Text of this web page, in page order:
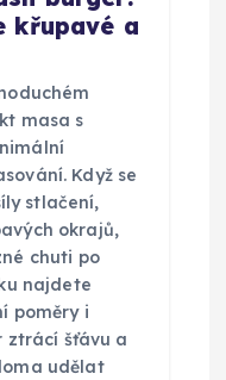
křupavé a
masa s
Když se
stlačení,
okrajů,
chuti po
najdete
poměry i
ztrácí šťávu a
udělat